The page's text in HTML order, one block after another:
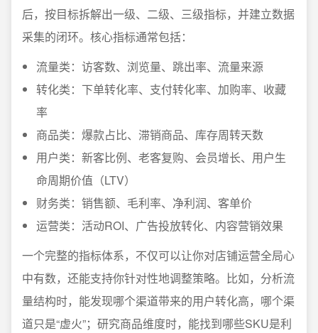
后，按目标拆解出一级、二级、三级指标，并建立数据
采集的闭环。核心指标通常包括：
流量类：访客数、浏览量、跳出率、流量来源
转化类：下单转化率、支付转化率、加购率、收藏
率
商品类：爆款占比、滞销商品、库存周转天数
用户类：新客比例、老客复购、会员增长、用户生
命周期价值（LTV）
财务类：销售额、毛利率、净利润、客单价
运营类：活动ROI、广告投放转化、内容营销效果
一个完整的指标体系，不仅可以让你对店铺运营全局心
中有数，还能支持你针对性地调整策略。比如，分析流
量结构时，能发现哪个渠道带来的用户转化高，哪个渠
道只是“虚火”；研究商品维度时，能找到哪些SKU是利